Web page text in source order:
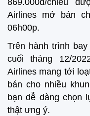
869.000đ/chiều
Airlines mở bán
06h00p.
Trên hành trình
cuối tháng 12/
Airlines mang tới
bán cho nhiều
bạn dễ dàng chọn
thật ưng ý.